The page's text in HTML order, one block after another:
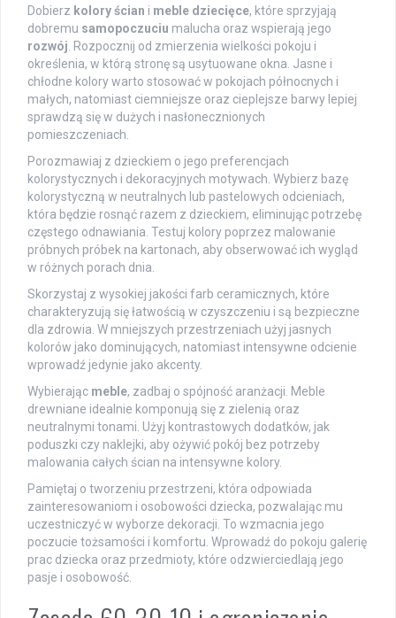
Dobierz kolory ścian i meble dziecięce, które sprzyjają
dobremu samopoczuciu malucha oraz wspierają jego
rozwój. Rozpocznij od zmierzenia wielkości pokoju i
określenia, w którą stronę są usytuowane okna. Jasne i
chłodne kolory warto stosować w pokojach północnych i
małych, natomiast ciemniejsze oraz cieplejsze barwy lepiej
sprawdzą się w dużych i nasłonecznionych
pomieszczeniach.
Porozmawiaj z dzieckiem o jego preferencjach
kolorystycznych i dekoracyjnych motywach. Wybierz bazę
kolorystyczną w neutralnych lub pastelowych odcieniach,
która będzie rosnąć razem z dzieckiem, eliminując potrzebę
częstego odnawiania. Testuj kolory poprzez malowanie
próbnych próbek na kartonach, aby obserwować ich wygląd
w różnych porach dnia.
Skorzystaj z wysokiej jakości farb ceramicznych, które
charakteryzują się łatwością w czyszczeniu i są bezpieczne
dla zdrowia. W mniejszych przestrzeniach użyj jasnych
kolorów jako dominujących, natomiast intensywne odcienie
wprowadź jedynie jako akcenty.
Wybierając meble, zadbaj o spójność aranżacji. Meble
drewniane idealnie komponują się z zielenią oraz
neutralnymi tonami. Użyj kontrastowych dodatków, jak
poduszki czy naklejki, aby ożywić pokój bez potrzeby
malowania całych ścian na intensywne kolory.
Pamiętaj o tworzeniu przestrzeni, która odpowiada
zainteresowaniom i osobowości dziecka, pozwalając mu
uczestniczyć w wyborze dekoracji. To wzmacnia jego
poczucie tożsamości i komfortu. Wprowadź do pokoju galerię
prac dziecka oraz przedmioty, które odzwierciedlają jego
pasje i osobowość.